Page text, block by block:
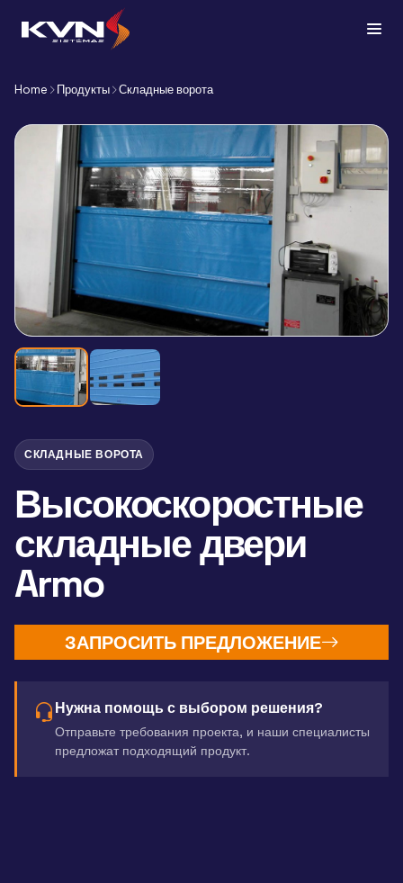
Home Продукты Складные ворота
СКЛАДНЫЕ ВОРОТА
Высокоскоростные
складные двери
Armo
ЗАПРОСИТЬ ПРЕДЛОЖЕНИЕ
Нужна помощь с выбором решения?
Отправьте требования проекта, и наши специалисты
предложат подходящий продукт.